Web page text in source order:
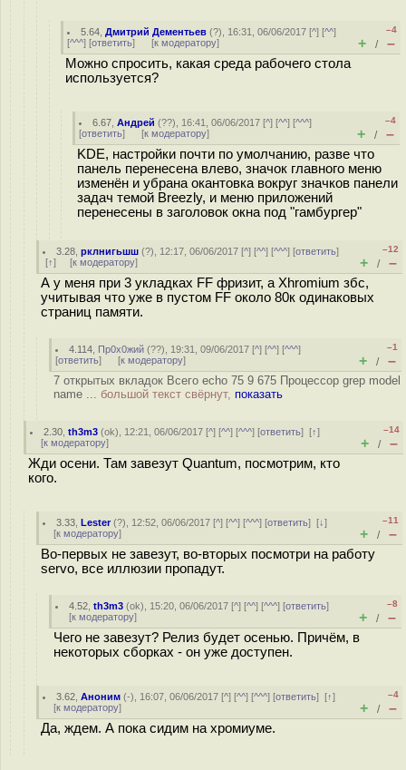
5.64 ,Дмитрий Дементьев (?), 16:31, 06/06/2017 [^] [^^]
[^^^] [ответить] [к модератору]
–4
+ / –
Можно спросить, какая среда рабочего стола
используется?
6.67 ,Андрей (??), 16:41, 06/06/2017 [^] [^^] [^^^]
[ответить] [к модератору]
–4
+ / –
KDE, настройки почти по умолчанию, разве что
панель перенесена влево, значок главного меню
изменён и убрана окантовка вокруг значков панели
задач темой Breezly, и меню приложений
перенесены в заголовок окна под "гамбургер"
3.28 ,рклнигьшш (?), 12:17, 06/06/2017 [^] [^^] [^^^] [ответить]
[↑] [к модератору]
–12
+ / –
А у меня при 3 укладках FF фризит, а Xhromium збс,
учитывая что уже в пустом FF около 80к одинаковых
страниц памяти.
4.114 Пр0х0жий (??), 19:31, 09/06/2017 [^] [^^] [^^^]
[ответить] [к модератору]
–1
+ / –
7 открытых вкладок Всего echo 75 9 675 Процессор grep model
name ... большой текст свёрнут, показать
2.30 ,th3m3 (ok), 12:21, 06/06/2017 [^] [^^] [^^^] [ответить][↑]
[к модератору]
–14
+ / –
Жди осени. Там завезут Quantum, посмотрим, кто
кого.
3.33 ,Lester(?), 12:52, 06/06/2017 [^] [^^] [^^^] [ответить][↓]
[к модератору]
–11
+ / –
Во-первых не завезут, во-вторых посмотри на работу
servo, все иллюзии пропадут.
4.52 ,th3m3 (ok), 15:20, 06/06/2017 [^] [^^] [^^^] [ответить]
[к модератору]
–8
+ / –
Чего не завезут? Релиз будет осенью. Причём, в
некоторых сборках - он уже доступен.
3.62 ,Аноним (-), 16:07, 06/06/2017 [^] [^^] [^^^] [ответить][↑]
[к модератору]
–4
+ / –
Да, ждем. А пока сидим на хромиуме.